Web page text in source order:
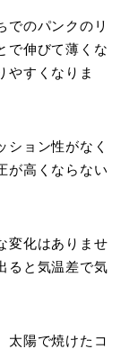
でのパンクのリ
で伸びて薄くな
やすくなりま
ション性がなく
が高くならない
変化はありませ
ると気温差で気
太陽で焼けたコ